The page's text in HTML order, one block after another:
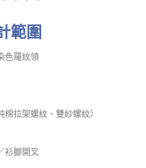
範圍
色羅紋領
拉架螺紋、雙紗螺紋）
衫腳開叉